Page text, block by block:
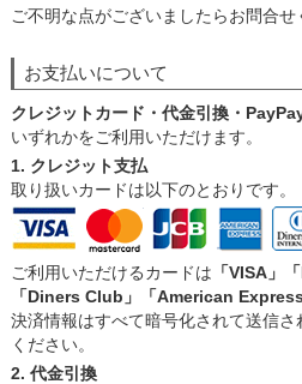
ご不明な点がございましたらお問合せ
お支払いについて
クレジットカード・代金引換・
いずれかをご利用いただけます。
1. クレジット支払
取り扱いカードは以下のとおりです。
ご利用いただけるカードは 「VISA」
「Diners Club」「American Express
決済情報はすべて暗号化されて送信
ください。
2. 代金引換